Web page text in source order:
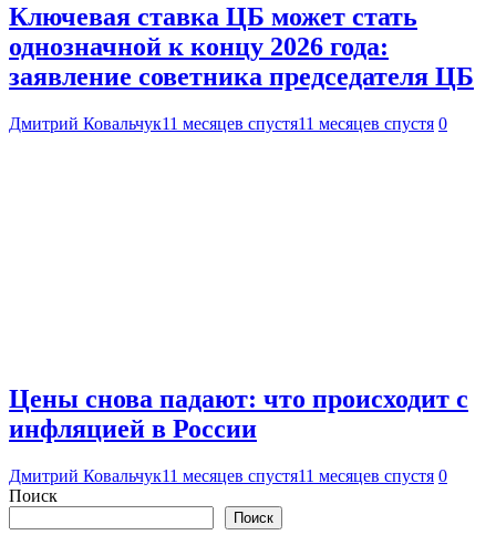
Ключевая ставка ЦБ может стать
однозначной к концу 2026 года:
заявление советника председателя ЦБ
Дмитрий Ковальчук11 месяцев спустя11 месяцев спустя 0
Цены снова падают: что происходит с
инфляцией в России
Дмитрий Ковальчук11 месяцев спустя11 месяцев спустя 0
Поиск
Поиск